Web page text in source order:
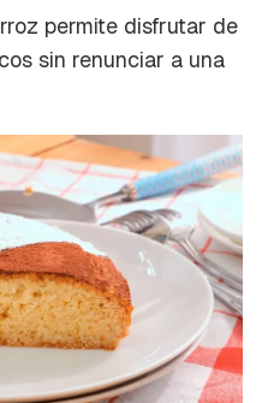
permite disfrutar de
sin renunciar a una